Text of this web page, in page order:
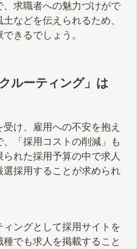
求職者への魅力づけがで
などを伝えられるため、
きるでしょう。
ルーティング」は
け、雇用への不安を抱え
「採用コストの削減」も
れた採用予算の中で求人
採用することが求められ
ングとして採用サイトを
でも求人を掲載すること